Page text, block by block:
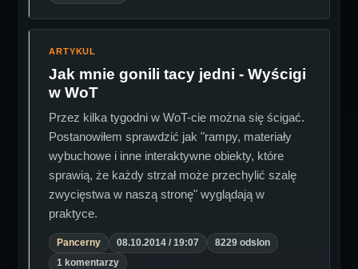
ARTYKUL
Jak mnie gonili tacy jedni - Wyścigi
w WoT
Przez kilka tygodni w WoT-cie można się ścigać.
Postanowiłem sprawdzić jak "rampy, materiały
wybuchowe i inne interaktywne obiekty, które
sprawią, że każdy strzał może przechylić szalę
zwycięstwa w naszą stronę" wyglądają w
praktyce.
Pancerny 08.10.2014 / 19:07
8229 odslon
1 komentarzy